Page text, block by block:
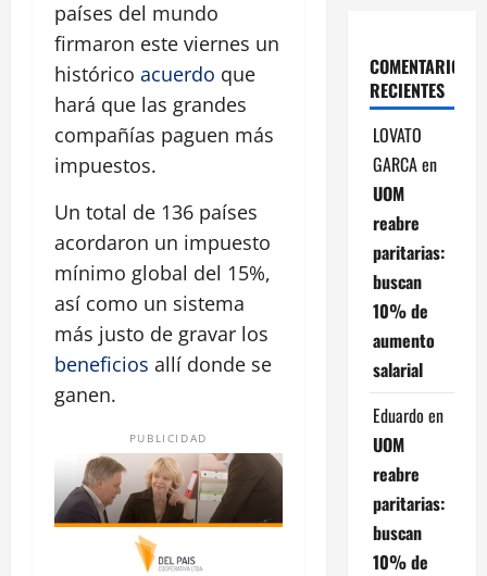
países del mundo
firmaron este viernes un
histórico acuerdo que
hará que las grandes
compañías paguen más
impuestos.
Un total de 136 países
acordaron un impuesto
mínimo global del 15%,
así como un sistema
más justo de gravar los
beneficios allí donde se
ganen.
PUBLICIDAD
COMENTARIOS
RECIENTES
LOVATO
GARCAen
UOM
reabre
paritarias:
buscan
10% de
aumento
salarial
Eduardo en
UOM
reabre
paritarias:
buscan
10% de